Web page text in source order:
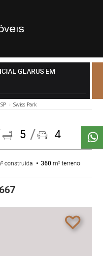
GLARUS EM
Swiss Park
5 4
construída 360m² terreno